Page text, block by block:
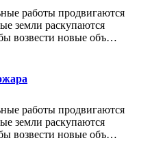
работы продвигаются
земли раскупаются
возвести новые объ…
работы продвигаются
земли раскупаются
возвести новые объ…